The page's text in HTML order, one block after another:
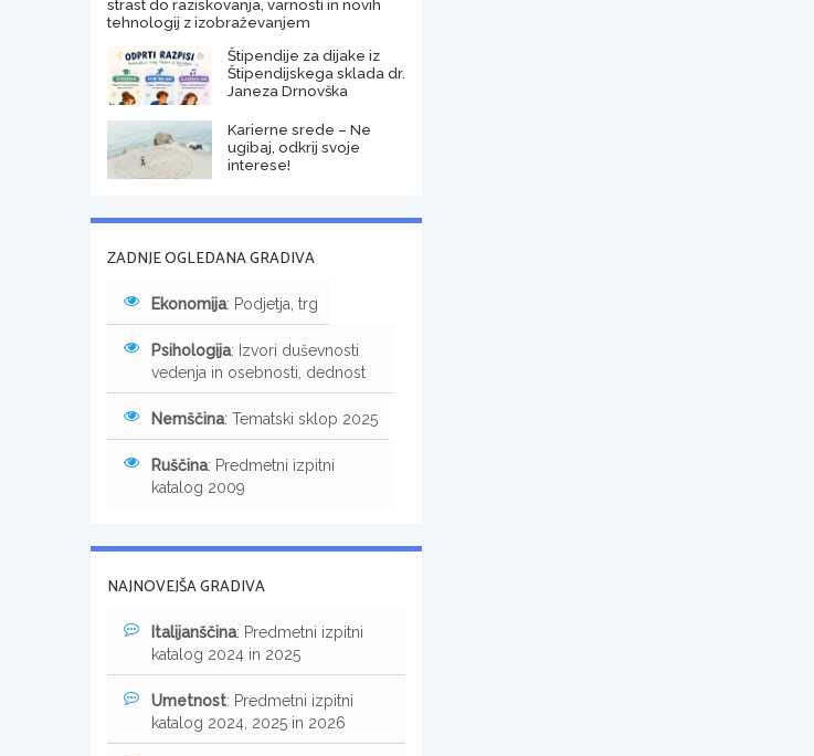
strast do raziskovanja, varnosti in novih
tehnologij z izobraževanjem
Štipendije za dijake iz
Štipendijskega sklada dr.
Janeza Drnovška
Karierne srede – Ne
ugibaj, odkrij svoje
interese!
ZADNJE OGLEDANA GRADIVA
Ekonomija: Podjetja, trg
Psihologija: Izvori duševnosti
vedenja in osebnosti, dednost
Nemščina: Tematski sklop 2025
Ruščina: Predmetni izpitni
katalog 2009
NAJNOVEJŠA GRADIVA
Italijanščina: Predmetni izpitni
katalog 2024 in 2025
Umetnost: Predmetni izpitni
katalog 2024, 2025 in 2026